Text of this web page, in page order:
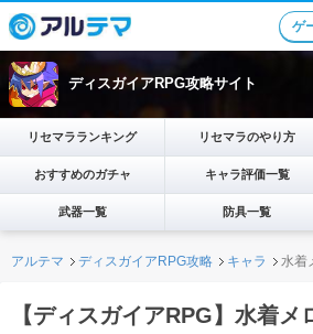
ゲ
ディスガイアRPG攻略サイト
リセマラランキング リセマラのやり方
おすすめのガチャ キャラ評価一覧
武器一覧 防具一覧
アルテマ ディスガイアRPG攻略 キャラ 水着
【ディスガイアRPG】水着メ